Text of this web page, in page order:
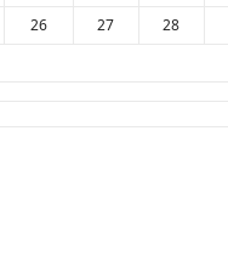
26 27 28